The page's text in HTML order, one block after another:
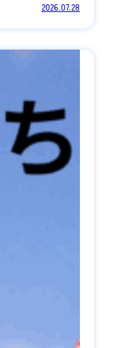
2026.07.28